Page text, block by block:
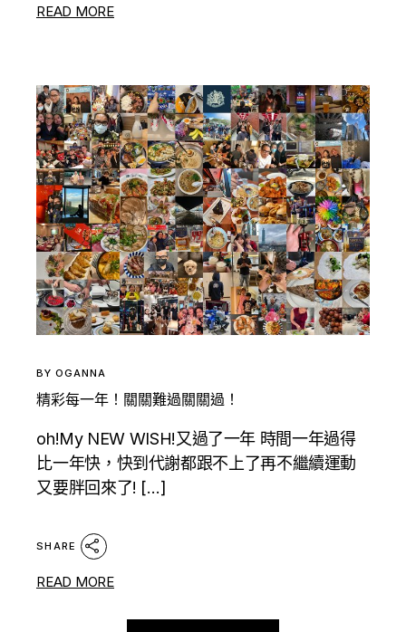
READ MORE
BY OGANNA
精彩每一年！關關難過關關過！
oh!My NEW WISH!又過了一年 時間一年過得
比一年快，快到代謝都跟不上了再不繼續運動
又要胖回來了! […]
SHARE
READ MORE